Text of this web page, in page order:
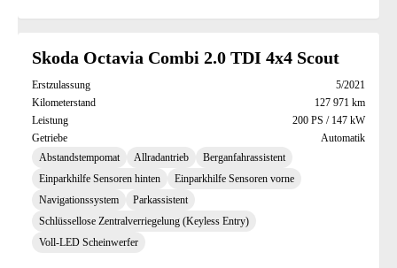
Skoda Octavia Combi 2.0 TDI 4x4 Scout
Erstzulassung
5/2021
Kilometerstand
127 971 km
Leistung
200 PS / 147 kW
Getriebe
Automatik
Abstandstempomat
Allradantrieb
Berganfahrassistent
Einparkhilfe Sensoren hinten
Einparkhilfe Sensoren vorne
Navigationssystem
Parkassistent
Schlüssellose Zentralverriegelung (Keyless Entry)
Voll-LED Scheinwerfer